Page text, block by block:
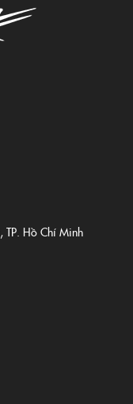
TP. Hồ Chí Minh